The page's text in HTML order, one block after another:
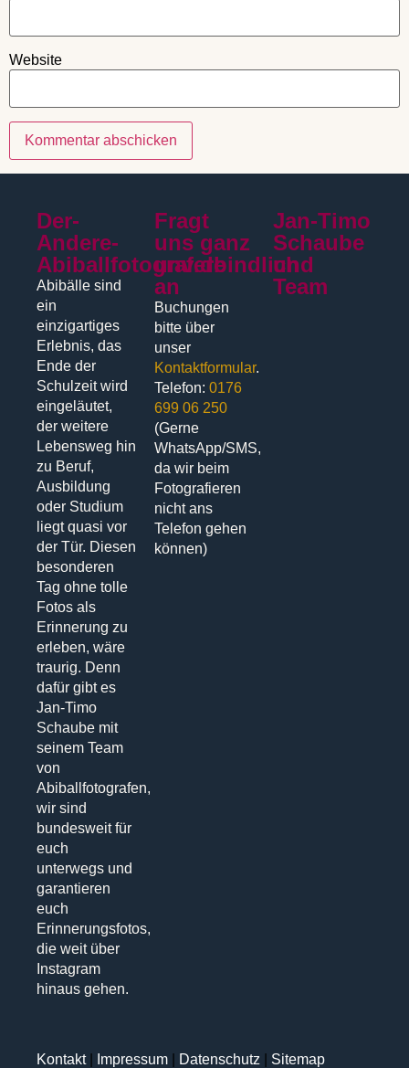
Website
Der-
Andere-
Abiballfotograf.de
Abibälle sind
ein
einzigartiges
Erlebnis, das
Ende der
Schulzeit wird
eingeläutet,
der weitere
Lebensweg hin
zu Beruf,
Ausbildung
oder Studium
liegt quasi vor
der Tür. Diesen
besonderen
Tag ohne tolle
Fotos als
Erinnerung zu
erleben, wäre
traurig. Denn
dafür gibt es
Jan-Timo
Schaube mit
seinem Team
von
Abiballfotografen,
wir sind
bundesweit für
euch
unterwegs und
garantieren
euch
Erinnerungsfotos,
die weit über
Instagram
hinaus gehen.
Fragt
uns ganz
unverbindlich
an
Buchungen
bitte über
unser
Kontaktformular.
Telefon:0176
699 06 250
(Gerne
WhatsApp/SMS,
da wir beim
Fotografieren
nicht ans
Telefon gehen
können)
Jan-Timo
Schaube
und
Team
Kontakt| Impressum Datenschutz Sitemap